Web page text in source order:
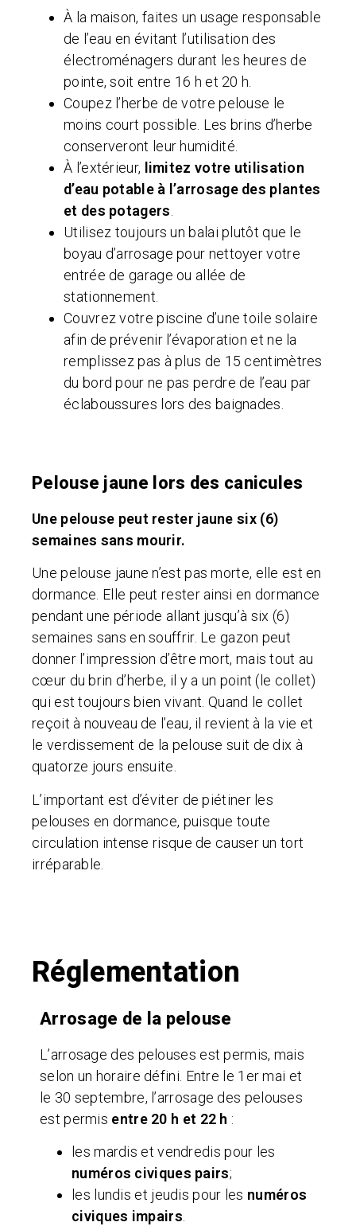
À la maison, faites un usage responsable
de l’eau en évitant l’utilisation des
électroménagers durant les heures de
pointe, soit entre 16 h et 20 h.
Coupez l’herbe de votre pelouse le
moins court possible. Les brins d’herbe
conserveront leur humidité.
À l’extérieur, limitez votre utilisation
d’eau potable à l’arrosage des plantes
et des potagers
Utilisez toujours un balai plutôt que le
boyau d’arrosage pour nettoyer votre
entrée de garage ou allée de
stationnement.
Couvrez votre piscine d’une toile solaire
afin de prévenir l’évaporation et ne la
remplissez pas à plus de 15 centimètres
du bord pour ne pas perdre de l’eau par
éclaboussures lors des baignades.
Pelouse jaune lors des canicules
Une pelouse peut rester jaune six (6)
semaines sans mourir.
Une pelouse jaune n’est pas morte, elle est en
dormance. Elle peut rester ainsi en dormance
pendant une période allant jusqu’à six (6)
semaines sans en souffrir. Le gazon peut
donner l’impression d’être mort, mais tout au
cœur du brin d’herbe, il y a un point (le collet)
qui est toujours bien vivant. Quand le collet
reçoit à nouveau de l’eau, il revient à la vie et
le verdissement de la pelouse suit de dix à
quatorze jours ensuite.
L’important est d’éviter de piétiner les
pelouses en dormance, puisque toute
circulation intense risque de causer un tort
irréparable.
Réglementation
Arrosage de la pelouse
L’arrosage des pelouses est permis, mais
selon un horaire défini. Entre le 1er mai et
le 30 septembre, l’arrosage des pelouses
est permis entre 20 h et 22 h :
les mardis et vendredis pour les
numéros civiques pairs;
les lundis et jeudis pour les numéros
civiques impairs.